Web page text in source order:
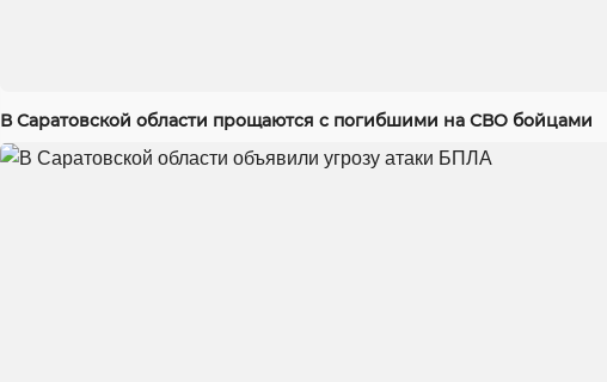
В Саратовской области прощаются с погибшими на СВО бойцами